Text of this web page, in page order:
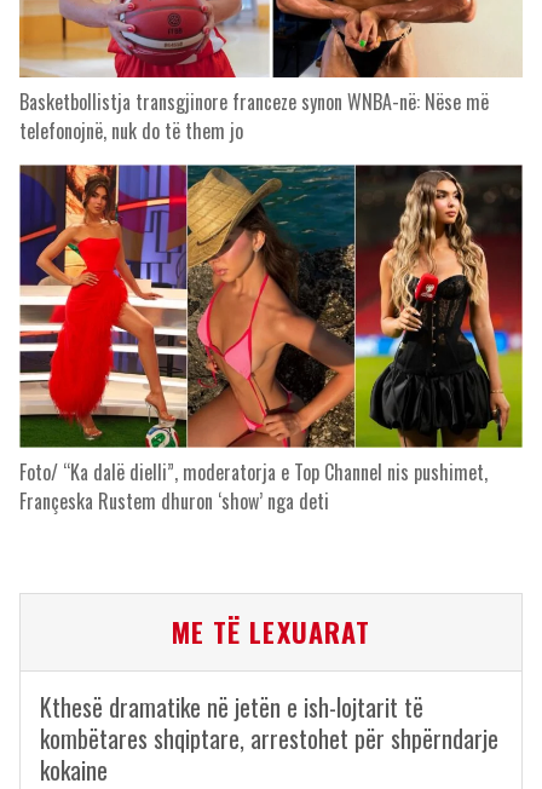
Basketbollistja transgjinore franceze synon WNBA-në: Nëse më
telefonojnë, nuk do të them jo
Foto/ “Ka dalë dielli”, moderatorja e Top Channel nis pushimet,
Françeska Rustem dhuron ‘show’ nga deti
ME TË LEXUARAT
Kthesë dramatike në jetën e ish-lojtarit të
kombëtares shqiptare, arrestohet për shpërndarje
kokaine